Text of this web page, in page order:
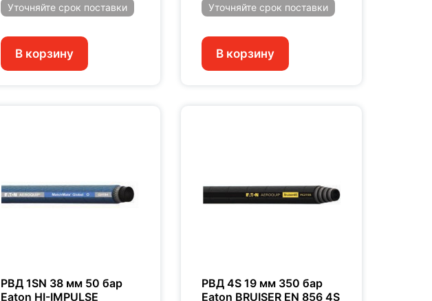
Уточняйте срок поставки
В корзину
Уточняйтесрок поставки
В корзину
РВД 1SN 38 мм 50 бар
Eaton HI-IMPULSE
РВД 4S 19 мм 350 бар
Eaton BRUISER EN 856 4S